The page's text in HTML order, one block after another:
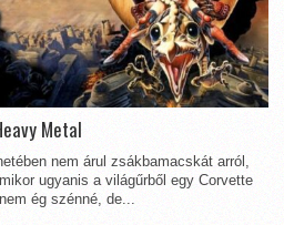
Metal
nem árul zsákbamacskát arról,
ugyanis a világűrből egy Corvette
ég szénné, de...